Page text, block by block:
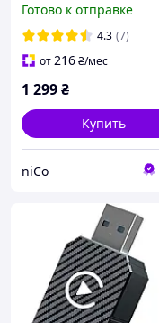
чейнджера 12pin]
Готово к отправке
4.3 (7)
от216₴/мес
1 299₴
Купить
niCo